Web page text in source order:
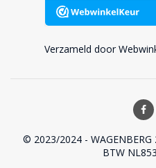
Verzameld door
© 2023/2024 -
BTW